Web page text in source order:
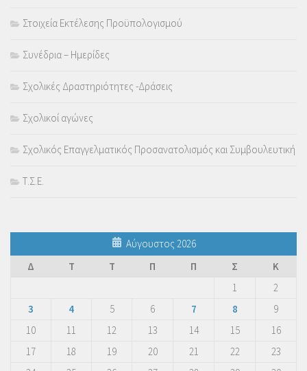
Στοιχεία Εκτέλεσης Προϋπολογισμού
Συνέδρια – Ημερίδες
Σχολικές Δραστηριότητες -Δράσεις
Σχολικοί αγώνες
Σχολικός Επαγγελματικός Προσανατολισμός και Συμβουλευτική
Τ.Σ.Ε.
Αύγουστος 2026
Δ
Τ Τ Π Π Σ
Κ
1
2
3
4 5 6 7 8
9
10
11 12 13 14 15
16
17
18 19 20 21 22
23